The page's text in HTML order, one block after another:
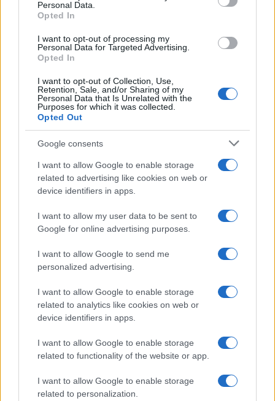
Personal Data.
Opted In
I want to opt-out of processing my
Personal Data for Targeted Advertising.
Opted In
I want to opt-out of Collection, Use,
Retention, Sale, and/or Sharing of my
Personal Data that Is Unrelated with the
Purposes for which it was collected.
Opted Out
Google consents
I want to allow Google to enable storage
related to advertising like cookies on web or
device identifiers in apps.
I want to allow my user data to be sent to
Google for online advertising purposes.
I want to allow Google to send me
personalized advertising.
I want to allow Google to enable storage
related to analytics like cookies on web or
device identifiers in apps.
I want to allow Google to enable storage
related to functionality of the website or app.
I want to allow Google to enable storage
related to personalization.
Tutto il gossip, senza filtri. News, televisione, chi-si-fa-
chi e candy.
SEZIONI
People News
Chi si fa chi
Candy
MAGAZINE
Cookie Policy
Privacy Policy
2729933
Copyright © 2026 · Edito da AdHub Media — Italia
I contenuti sono curati dalla redazione con il supporto di strumenti digitali e
realizzati in collaborazione con autori indipendenti.